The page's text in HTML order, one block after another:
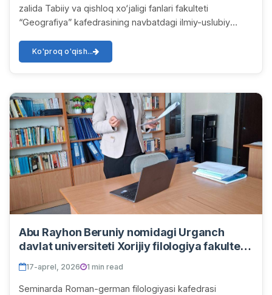
zalida Tabiiy va qishloq xo‘jaligi fanlari fakulteti
“Geografiya” kafedrasining navbatdagi ilmiy-uslubiy
Ko'proq o'qish...
Abu Rayhon Beruniy nomidagi Urganch
davlat universiteti Xorijiy filologiya fakulteti
“Roman–german filologiyasi” kafedrasida
joriy yilning 17-aprel sanasida 436-xonada
navbatdagi ilmiy-uslubiy seminar bo‘lib o‘tdi.
17-aprel, 2026 1 min read
Seminarda Roman-german filologiyasi kafedrasi